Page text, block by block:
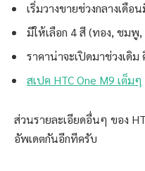
เริ่มวางขายช่วงกลางเดื
มีให้เลือก 4 สี (ทอง, ชมพู,
ราคาน่าจะเปิดมาช่วงเดิ
สเปค HTC One M9 เต็มๆ
ส่วนรายละเอียดอื่นๆ ของ
อัพเดตกันอีกทีครับ